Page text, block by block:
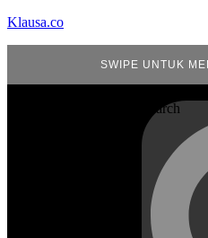
Klausa.co
SWIPE UNTUK
Search